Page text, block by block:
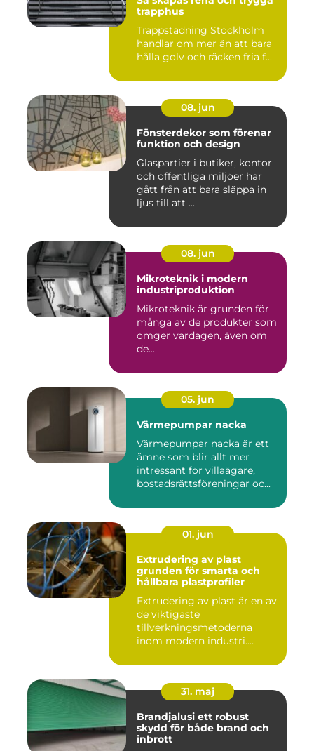
trapphus
Trappstädning Stockholm
handlar om mer än att bara
hålla golv och räcken fria f...
08. jun
Fönsterdekor som förenar
funktion och design
Glaspartier i butiker, kontor
och offentliga miljöer har
gått från att bara släppa in
ljus till att ...
08. jun
Mikroteknik i modern
industriproduktion
Mikroteknik är grunden för
många av de produkter som
omger vardagen, även om
de...
05. jun
Värmepumpar nacka
Värmepumpar nacka är ett
ämne som blir allt mer
intressant för villaägare,
bostadsrättsföreningar oc...
01. jun
Extrudering av plast
grunden för smarta och
hållbara plastprofiler
Extrudering av plast är en av
de viktigaste
tillverkningsmetoderna
inom modern industri.
31. maj
Brandjalusi ett robust
skydd för både brand och
inbrott